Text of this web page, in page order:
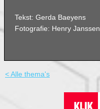
Tekst: Gerda Baeyens
Fotografie: Henry Janssen
< Alle thema's